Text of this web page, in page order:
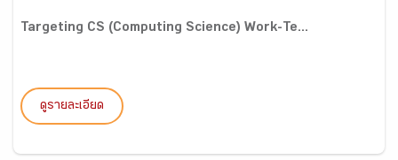
Targeting CS (Computing Science) Work-Te...
ดูรายละเอียด